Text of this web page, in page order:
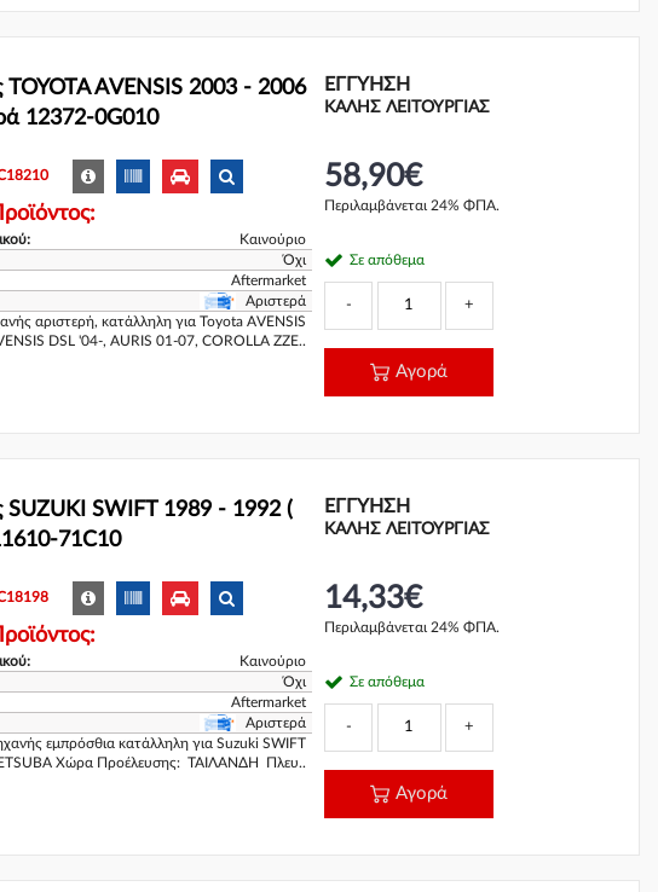
AVENSIS 2003 - 2006
12372-0G010
Καινούριο
Όχι
Aftermarket
Αριστερά
αριστερή, κατάλληλη για Toyota AVENSIS
DSL '04-, AURIS 01-07, COROLLA ZZE..
ΕΓΓΎΗΣΗ
ΚΑΛΗΣ ΛΕΙΤΟΥΡΓΙΑΣ
58,90€
Περιλαμβάνεται 24% ΦΠΑ.
Σε απόθεμα
- +
Αγορά
SWIFT 1989 - 1992 (
71C10
Καινούριο
Όχι
Aftermarket
Αριστερά
εμπρόσθια κατάλληλη για Suzuki SWIFT
Χώρα Προέλευσης: ΤΑΙΛΑΝΔΗ Πλευ..
ΕΓΓΎΗΣΗ
ΚΑΛΗΣ ΛΕΙΤΟΥΡΓΙΑΣ
14,33€
Περιλαμβάνεται 24% ΦΠΑ.
Σε απόθεμα
- +
Αγορά